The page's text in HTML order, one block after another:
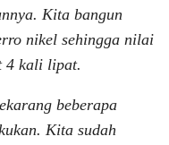
Kita bangun
nikel sehingga nilai
4 kali lipat.
beberapa
Kita sudah